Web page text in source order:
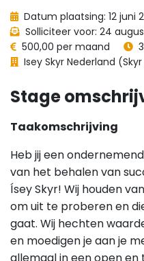
Datum plaatsing: 12 juni
Solliciteer voor: 24
500,00 per maand
Isey Skyr Nederland
Stage
Taakomschrijving
Heb jij een
van het behalen van
Ísey Skyr! Wij houden
om uit te proberen en
gaat. Wij hechten
en moedigen je aan je